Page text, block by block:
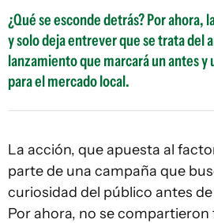
¿Qué se esconde detrás? Por ahora,
y solo deja entrever que se trata del
lanzamiento que marcará un antes y
para el mercado local.
La acción, que apuesta al
parte de una campaña que
curiosidad del público antes
Por ahora, no se compartieron